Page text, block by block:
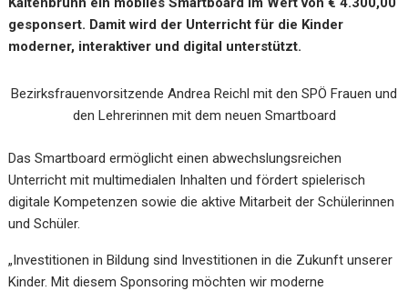
gesponsert. Damit wird der Unterricht für die Kinder
moderner, interaktiver und digital unterstützt.
Bezirksfrauenvorsitzende Andrea Reichl mit den SPÖ Frauen und
den Lehrerinnen mit dem neuen Smartboard
Das Smartboard ermöglicht einen abwechslungsreichen
Unterricht mit multimedialen Inhalten und fördert spielerisch
digitale Kompetenzen sowie die aktive Mitarbeit der Schülerinnen
und Schüler.
„Investitionen in Bildung sind Investitionen in die Zukunft unserer
Kinder. Mit diesem Sponsoring möchten wir moderne